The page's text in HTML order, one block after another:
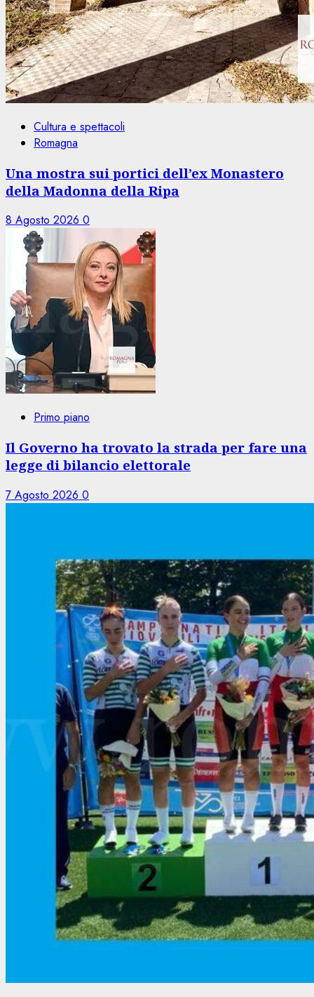
Cultura e spettacoli
Romagna
Una mostra sui portici dell’ex Monastero
della Madonna della Ripa
8 Agosto 2026 0
Primo piano
Il Governo ha trovato la strada per fare una
legge di bilancio elettorale
7 Agosto 2026 0